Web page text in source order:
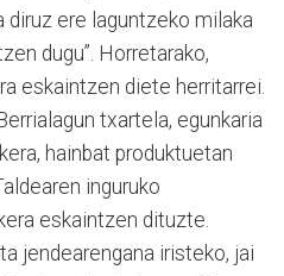
diruz ere laguntzeko milaka
dugu”. Horretarako,
eskaintzen diete herritarrei.
txartela, egunkaria
hainbat produktuetan
inguruko
eskaintzen dituzte.
jendearengana iristeko, jai